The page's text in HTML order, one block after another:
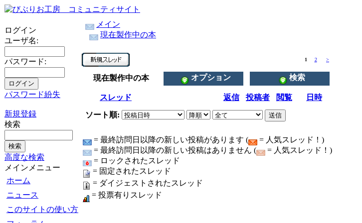
ログイン
ユーザ名:
パスワード:
パスワード紛失
新規登録
検索
高度な検索
メインメニュー
ホーム
ニュース
このサイトの使い方
メイン
現在製作中の本
1 2 >
現在製作中の本 オプション 検索
スレッド 返信 投稿者 閲覧 日時
ソート順:
= 最終訪問日以降の新しい投稿があります (
= 人気スレッド！)
= 最終訪問日以降の新しい投稿はありません (
= 人気スレッド！)
= ロックされたスレッド
= 固定されたスレッド
= ダイジェストされたスレッド
= 投票有りスレッド